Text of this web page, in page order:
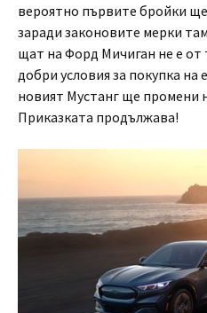
вероятно първите бройки
заради законовите мерки
щат на Форд Мичиган не е от
добри условия за покупка
новият Мустанг ще промени
Приказката продължава!